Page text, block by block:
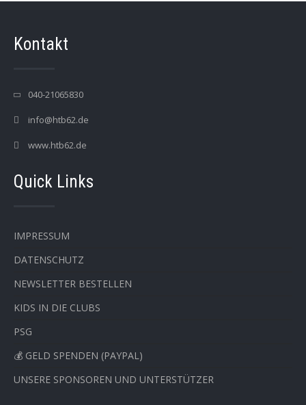
Kontakt
040-21065830
info@htb62.de
www.htb62.de
Quick Links
IMPRESSUM
DATENSCHUTZ
NEWSLETTER BESTELLEN
KIDS IN DIE CLUBS
PSG
💰 GELD SPENDEN (PAYPAL)
UNSERE SPONSOREN UND UNTERSTÜTZER